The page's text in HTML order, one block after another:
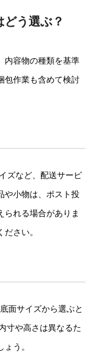
う選ぶ？
内容物の種類を基準
包作業も含めて検討
ズなど、配送サービ
や小物は、ポスト投
られる場合がありま
さい。
面サイズから選ぶと
寸や高さは異なるた
う。